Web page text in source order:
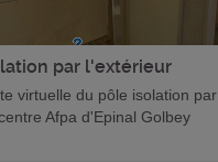
par l'extérieur
virtuelle du pôle isolation
Afpa d'Epinal Golbey